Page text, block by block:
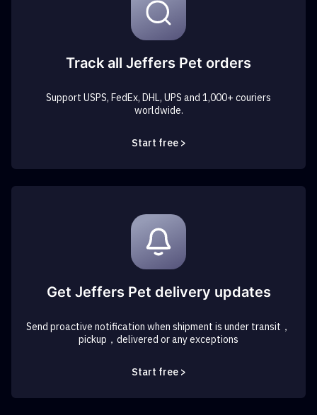
Track all Jeffers Pet orders
Support USPS, FedEx, DHL, UPS and 1,000+ couriers
worldwide.
Start free >
Get Jeffers Pet delivery updates
Send proactive notification when shipment is under transit，
pickup，delivered or any exceptions
Start free >